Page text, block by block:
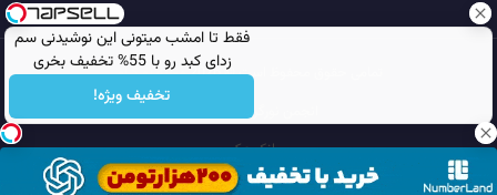
فقط تا امشب میتونی این نوشیدنی سم
زدای کبد رو با 55% تخفیف بخری
تخفیف ویژه!
تمامی حقوق محفوظ است © 2026
مجله نورگرام
انجمن نورگرام
بانک عکس
سایت هم معنی